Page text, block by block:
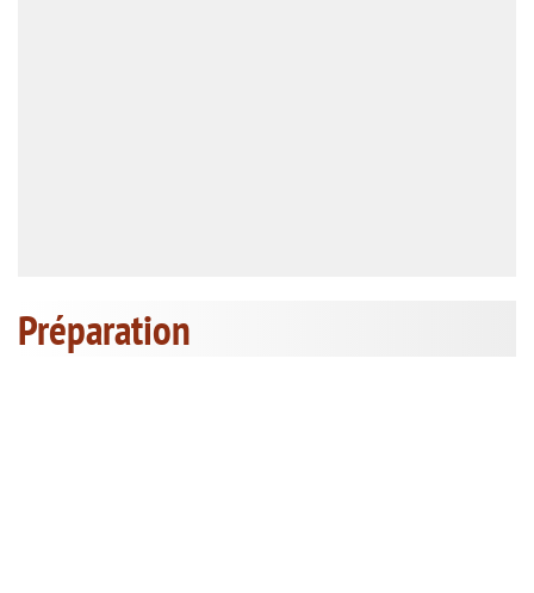
Préparation